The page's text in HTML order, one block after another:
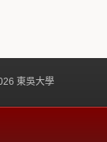
東吳大學